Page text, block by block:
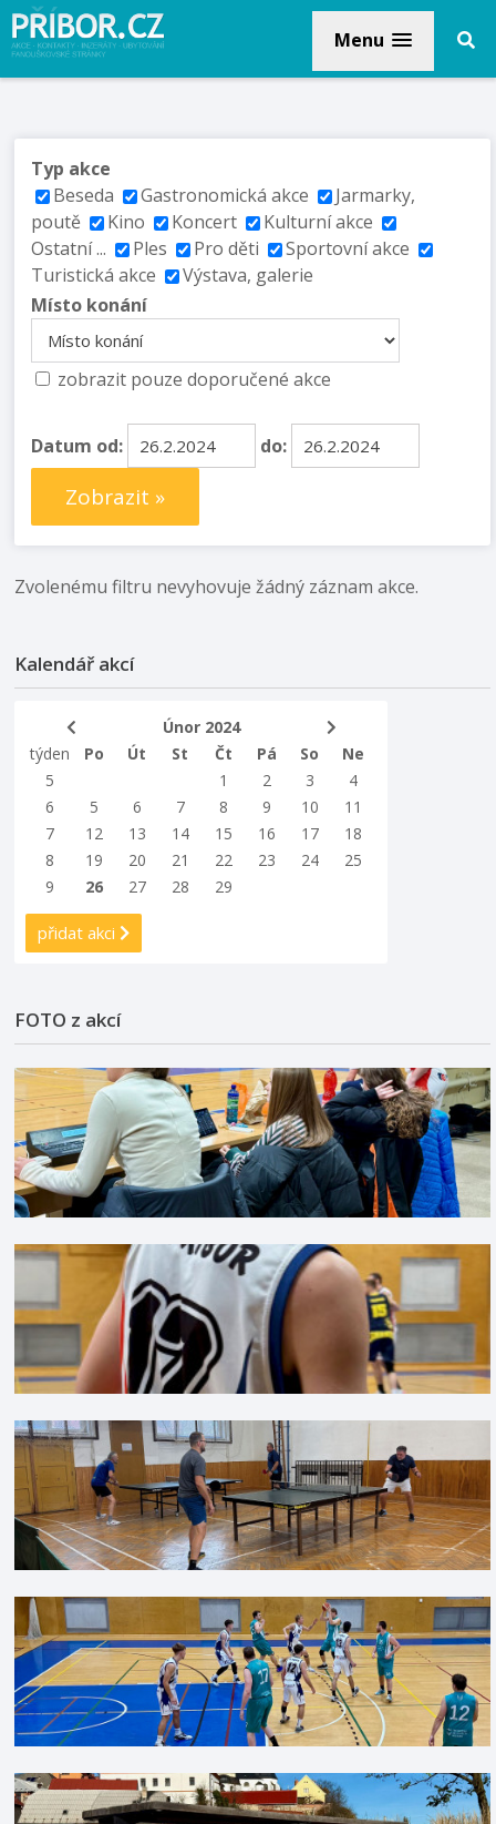
Menu
Typ akce
Beseda
Gastronomická akce
Jarmarky,
poutě
Kino Koncert
Kulturní akce
Ostatní ...
Ples Pro děti
Sportovní akce
Turistická akce
Výstava, galerie
Místo konání
zobrazit pouze doporučené akce
Datum od: do:
Zobrazit »
Zvolenému filtru nevyhovuje žádný záznam akce.
Kalendář akcí
Únor 2024
týden
Po Út St Čt Pá So
Ne
5
1 2 3
4
6
5 6 7 8 9 10
11
7
12 13 14 15 16 17
18
8
19 20 21 22 23 24
25
9
26 27 28 29
přidat akci
FOTO z akcí